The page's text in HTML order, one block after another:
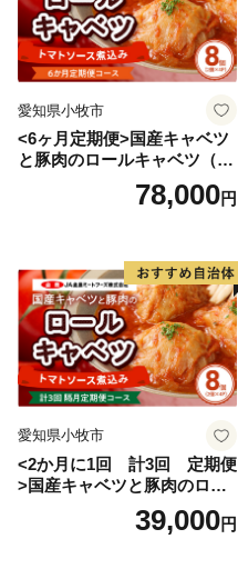
愛知県小牧市
<6ヶ月定期便>国産キャベツ
と豚肉のロールキャベツ（4P
78,000円
愛知県小牧市
<2か月に1回 計3回 定期便
>国産キャベツと豚肉のロー
ルキャベツ（4P入り）
39,000円